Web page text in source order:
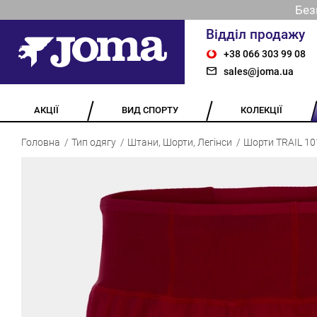
Відділ продажу
+38 066 303 99 08
sales@joma.ua
АКЦІЇ ВИД СПОРТУ КОЛЕКЦІЇ
Головна Тип одягу Штани, Шорти, Легінси Шорти TRAIL